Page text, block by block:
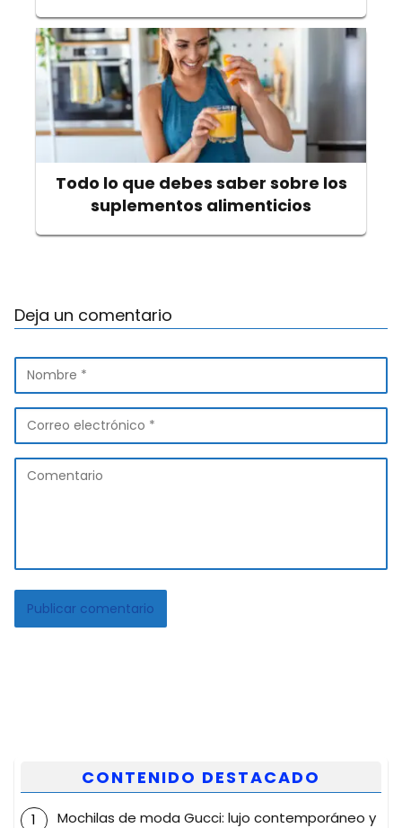
Todo lo que debes saber sobre los
suplementos alimenticios
Deja un comentario
CONTENIDO DESTACADO
Mochilas de moda Gucci: lujo contemporáneo y